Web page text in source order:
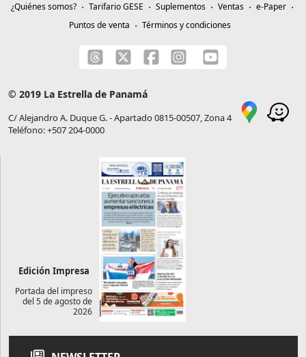
¿Quiénes somos? Tarifario GESE Suplementos Ventas
e-Paper
Puntos de venta
Términos y condiciones
© 2019 La Estrella de Panamá
C/ Alejandro A. Duque G. - Apartado 0815-00507, Zona 4
Teléfono: +507 204-0000
Edición Impresa
Portada del impreso
del 5 de agosto de
2026